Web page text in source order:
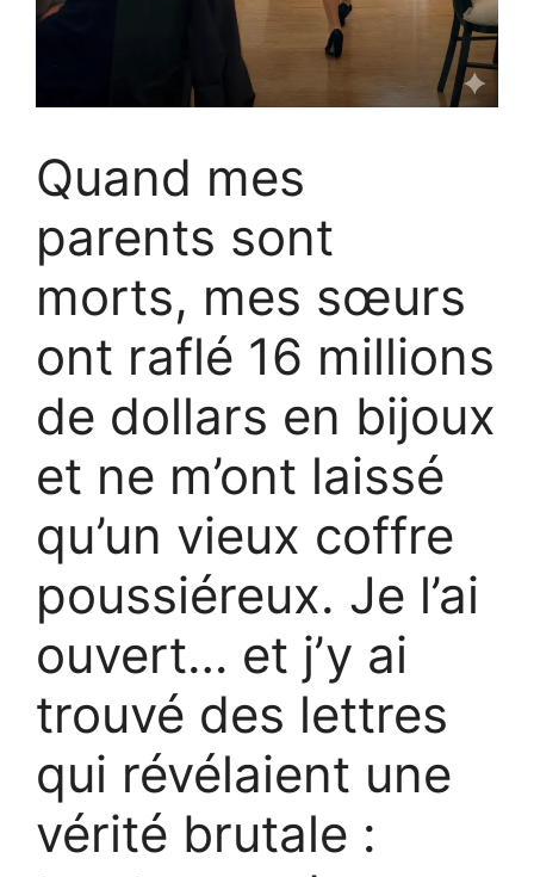
Quand mes
parents sont
morts, mes sœurs
ont raflé 16 millions
de dollars en bijoux
et ne m’ont laissé
qu’un vieux coffre
poussiéreux. Je l’ai
ouvert… et j’y ai
trouvé des lettres
qui révélaient une
vérité brutale :